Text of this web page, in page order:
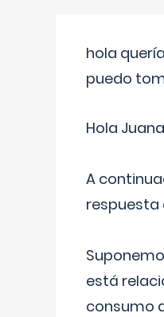
hola
puedo
Hola
A
respuesta
está
consumo